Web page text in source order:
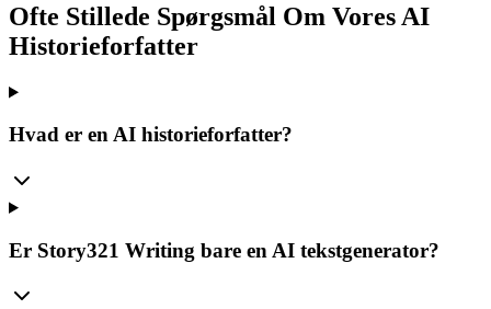
Ofte Stillede Spørgsmål Om Vores AI
Historieforfatter
Hvad er en AI historieforfatter?
Er Story321 Writing bare en AI tekstgenerator?